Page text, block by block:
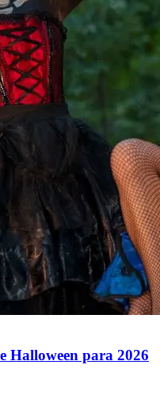
Halloween para 2026